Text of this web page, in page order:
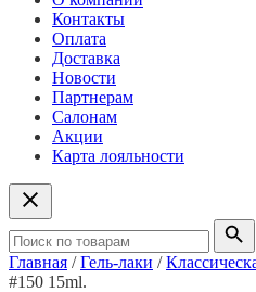
Контакты
Оплата
Доставка
Новости
Партнерам
Салонам
Акции
Карта лояльности
Главная /Гель-лаки /
#150 15ml.